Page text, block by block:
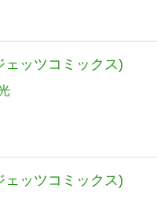
ッツコミックス)
ッツコミックス)